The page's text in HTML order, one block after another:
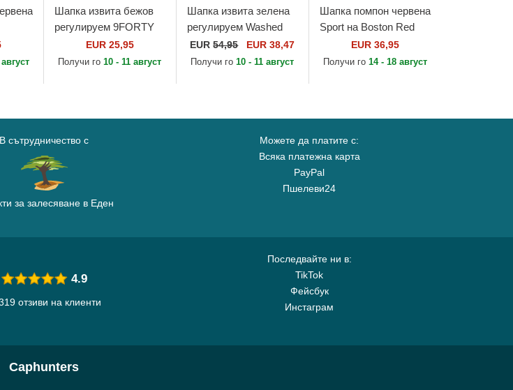
Шапка извита бежов
регулируем 9FORTY
League Essential на
New York Yankees
EUR 25,95
Получи го10 - 11 август
Шапка извита зелена
регулируем Washed
Baseball Algae от
Kangol
EUR54,95 EUR 38,47
Получи го10 - 11 август
Шапка помпон червена
Sport на Boston Red
Sox MLB от New Era
EUR 36,95
Получи го14 - 18 август
В сътрудничество с
за залесяване в Еден
Можете да платите с:
Всяка платежна карта
PayPal
Пшелеви24
Последвайте ни в:
TikTok
Фейсбук
Инстаграм
4.9
отзиви на клиенти
Caphunters